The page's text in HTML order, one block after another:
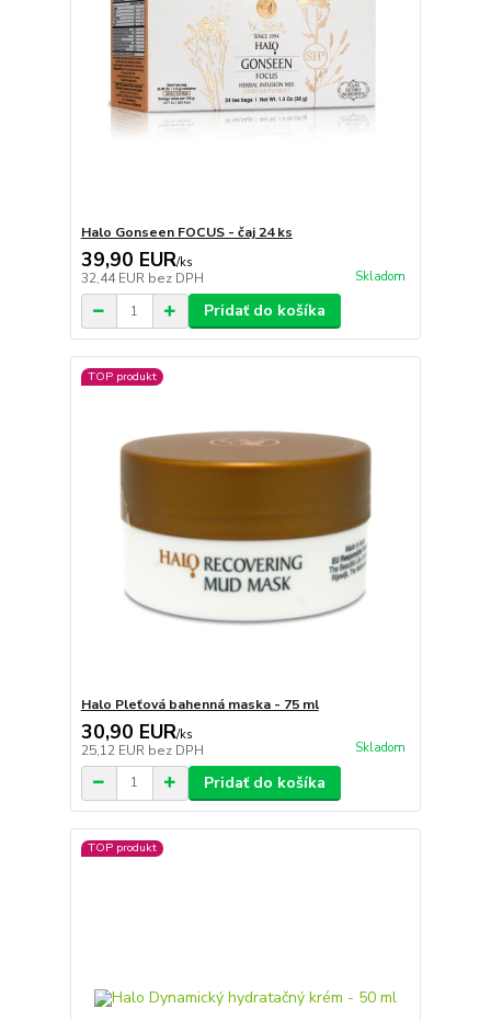
Halo Gonseen FOCUS - čaj 24 ks
39,90 EUR/ks
32,44 EUR bez DPH Skladom
Pridať do košíka
TOP produkt
Halo Pleťová bahenná maska - 75 ml
30,90 EUR/ks
25,12 EUR bez DPH Skladom
Pridať do košíka
TOP produkt